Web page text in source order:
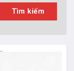
Tìm kiếm